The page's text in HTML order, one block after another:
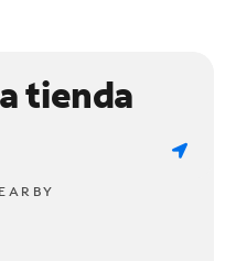
tienda